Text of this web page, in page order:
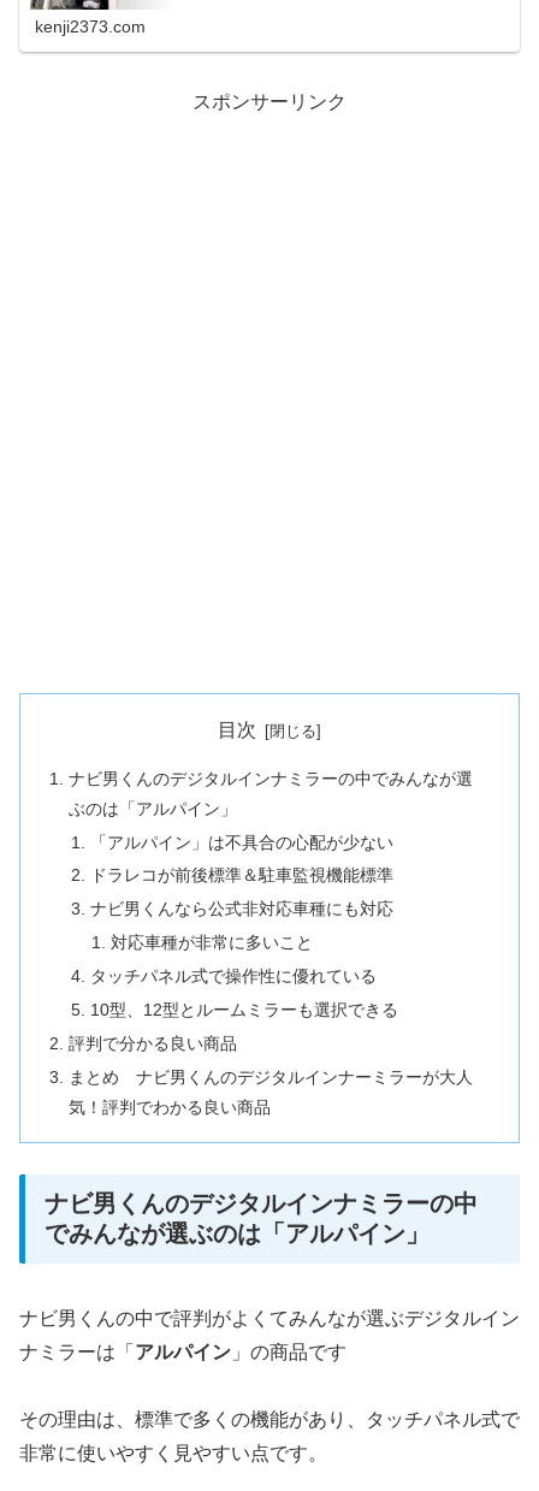
kenji2373.com
スポンサーリンク
目次
ナビ男くんのデジタルインナミラーの中でみんなが選
ぶのは「アルパイン」
「アルパイン」は不具合の心配が少ない
ドラレコが前後標準＆駐車監視機能標準
ナビ男くんなら公式非対応車種にも対応
対応車種が非常に多いこと
タッチパネル式で操作性に優れている
10型、12型とルームミラーも選択できる
評判で分かる良い商品
まとめ ナビ男くんのデジタルインナーミラーが大人
気！評判でわかる良い商品
ナビ男くんのデジタルインナミラーの中
でみんなが選ぶのは「アルパイン」
ナビ男くんの中で評判がよくてみんなが選ぶデジタルイン
ナミラーは「 アルパイン 」の商品です
その理由は、標準で多くの機能があり、タッチパネル式で
非常に使いやすく見やすい点です。